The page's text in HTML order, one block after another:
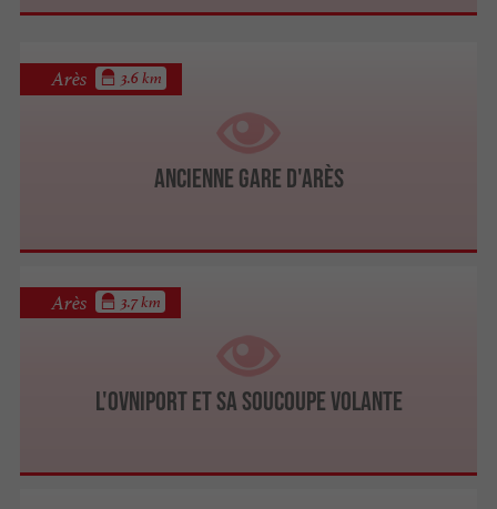
Ancienne gare d'Arès
Arès 3.6 km
L'Ovniport et sa soucoupe Volante
Arès 3.7 km